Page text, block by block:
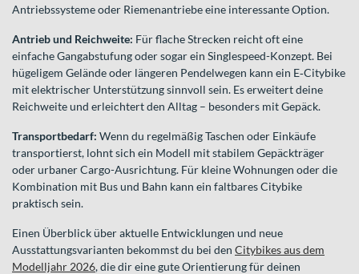
Antriebssysteme oder Riemenantriebe eine interessante Option.
Antrieb und Reichweite: Für flache Strecken reicht oft eine
einfache Gangabstufung oder sogar ein Singlespeed-Konzept. Bei
hügeligem Gelände oder längeren Pendelwegen kann ein E‑Citybike
mit elektrischer Unterstützung sinnvoll sein. Es erweitert deine
Reichweite und erleichtert den Alltag – besonders mit Gepäck.
Transportbedarf: Wenn du regelmäßig Taschen oder Einkäufe
transportierst, lohnt sich ein Modell mit stabilem Gepäckträger
oder urbaner Cargo-Ausrichtung. Für kleine Wohnungen oder die
Kombination mit Bus und Bahn kann ein faltbares Citybike
praktisch sein.
Einen Überblick über aktuelle Entwicklungen und neue
Ausstattungsvarianten bekommst du bei den Citybikes aus dem
Modelljahr 2026, die dir eine gute Orientierung für deinen